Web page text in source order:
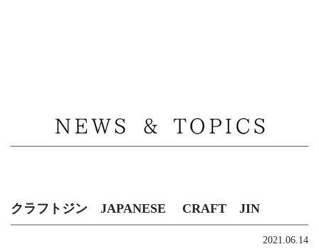
クラフトジン JAPANESE CRAFT JIN
2021.06.14